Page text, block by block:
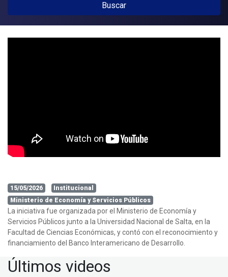
Buscar
15/05/2026
Institucional
Ministerio de Economía y Servicios Públicos
La iniciativa fue organizada por el Ministerio de Economía y
Servicios Públicos junto a la Universidad Nacional de Salta, en la
Facultad de Ciencias Económicas, y contó con el reconocimiento y
financiamiento del Banco Interamericano de Desarrollo.
Últimos videos